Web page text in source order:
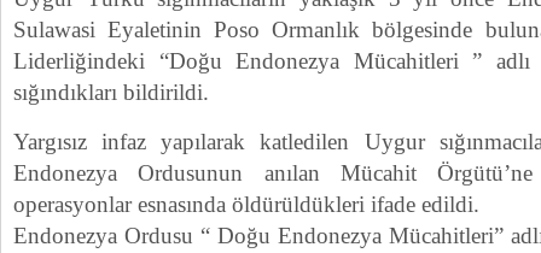
Sulawasi Eyaletinin Poso Ormanlık bölgesinde
Liderliğindeki “Doğu Endonezya Mücahitleri ”
sığındıkları bildirildi.
Yargısız infaz yapılarak katledilen Uygur
Endonezya Ordusunun anılan Mücahit Örgütü’ne
operasyonlar esnasında öldürüldükleri ifade edildi.
Endonezya Ordusu “ Doğu Endonezya Mücahitleri”